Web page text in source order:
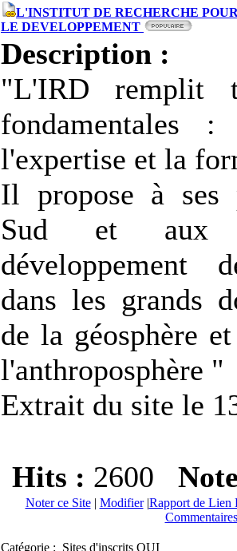
L'INSTITUT DE RECHERCHE
LE DEVELOPPEMENT
Description :
"L'IRD remplit
fondamentales
l'expertise et la
Il propose à ses
Sud et aux
développement
dans les grands
de la géosphère
l'anthroposphère "
Extrait du site le
Hits : 2600
Noter ce Site| Modifier|Rapport de Lien
Catégorie : Sites d'inscrits OUI